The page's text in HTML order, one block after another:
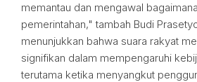
memantau dan mengawal
pemerintahan," tambah Budi
menunjukkan bahwa suara rakyat
signifikan dalam mempengaruhi
terutama ketika menyangkut